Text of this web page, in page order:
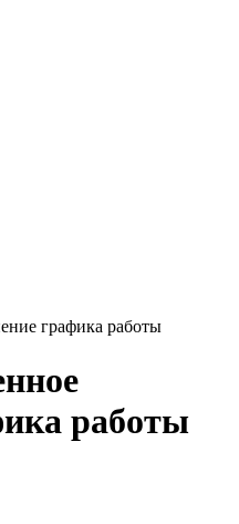
графика работы
работы